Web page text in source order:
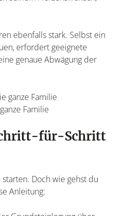
ebenfalls stark. Selbst ein
erfordert geeignete
genaue Abwägung der
Familie
für-Schritt
Doch wie gehst du
Anleitung: